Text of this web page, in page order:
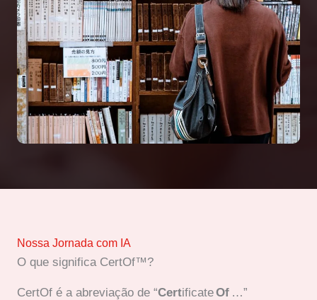
Nossa Jornada com IA
O que significa CertOf™?
CertOf é a abreviação de “CertificateOf …”